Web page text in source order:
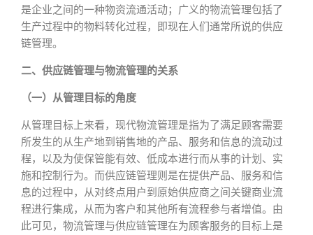
是企业之间的一种物资流通活动；广义的物流管理包括了
生产过程中的物料转化过程，即现在人们通常所说的供应
链管理。
二、供应链管理与物流管理的关系
（一）从管理目标的角度
从管理目标上来看，现代物流管理是指为了满足顾客需要
所发生的从生产地到销售地的产品、服务和信息的流动过
程，以及为使保管能有效、低成本进行而从事的计划、实
施和控制行为。而供应链管理则是在提供产品、服务和信
息的过程中，从对终点用户到原始供应商之间关键商业流
程进行集成，从而为客户和其他所有流程参与者增值。由
此可见，物流管理与供应链管理在为顾客服务的目标上是